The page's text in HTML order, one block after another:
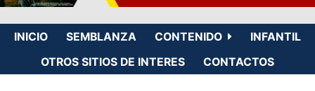
INICIO SEMBLANZA CONTENIDO
INFANTIL
OTROS SITIOS DE INTERES
CONTACTOS